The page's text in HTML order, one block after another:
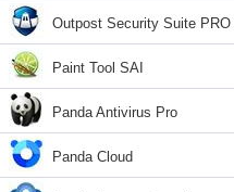
Outpost Security Suite PRO
Paint Tool SAI
Panda Antivirus Pro
Panda Cloud